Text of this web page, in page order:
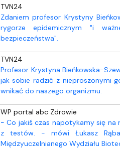
TVN24
Zdaniem profesor Krystyny
rygorze epidemicznym "i
bezpieczeństwa".
TVN24
Profesor Krystyna Bieńkowska-
jak sobie radzić z nieproszonymi
wnikać do naszego organizmu.
WP portal abc Zdrowie
- Co jakiś czas napotykamy się na
z testów. - mówi Łukasz
Międzyuczelnianego Wydziału